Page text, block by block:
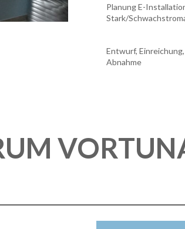
Planung E-
Stark/
Entwurf,
Abnahme